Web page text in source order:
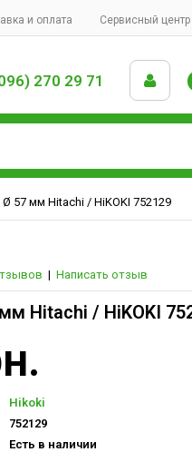
и оплата Сервисный центр
270 29 71
57 мм Hitachi / HiKOKI 752129
| Написать отзыв
Hitachi / HiKOKI
Hikoki
752129
Есть в наличии